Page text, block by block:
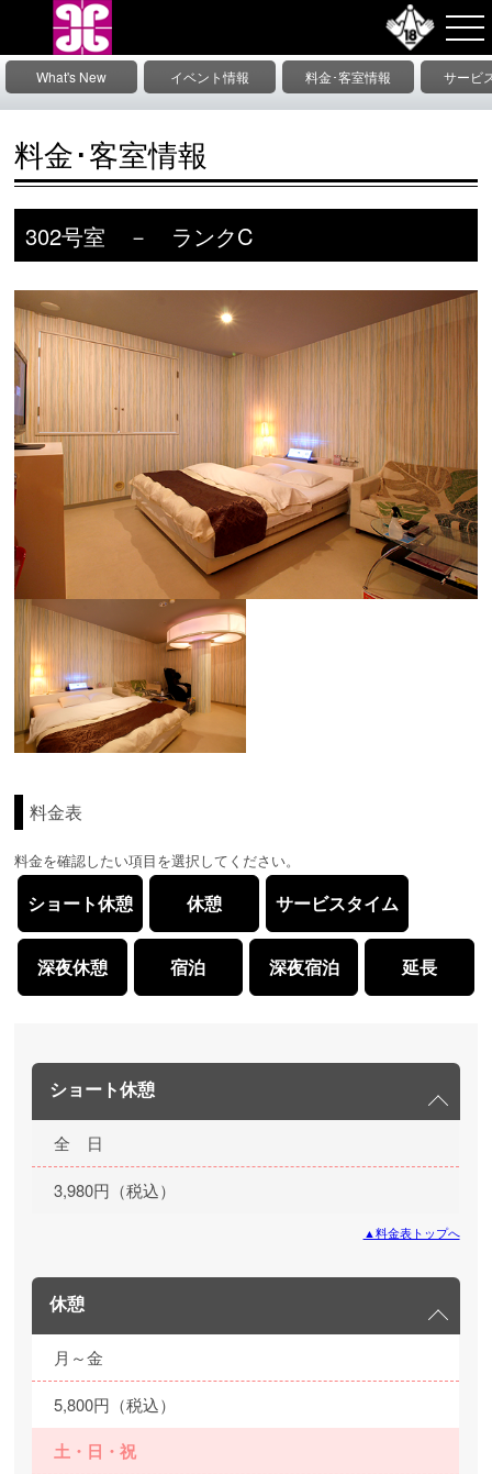
What's New イベント情報 料金･客室情報
サービ
情
料金･客室情報
302号室 － ランクC
料金表
料金を確認したい項目を選択してください。
ショート休憩 休憩 サービスタイム
深夜休憩 宿泊 深夜宿泊 延長
ショート休憩
全 日
3,980円（税込）
▲料金表トップへ
休憩
月～金
5,800円（税込）
土・日・祝